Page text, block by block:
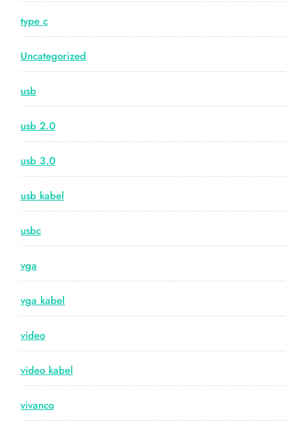
type c
Uncategorized
usb
usb 2.0
usb 3.0
usb kabel
usbc
vga
vga kabel
video
video kabel
vivanco